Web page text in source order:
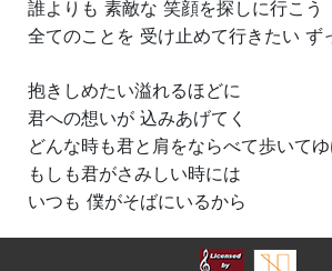
誰よりも 素敵な 笑顔を探しに行こう
全てのことを 受け止めて行きたい ず
抱きしめたい溢れるほどに
君への想いが 込みあげてく
どんな時も君と肩をならべて歩いて
もしも君がさみしい時には
いつも 僕がそばにいるから